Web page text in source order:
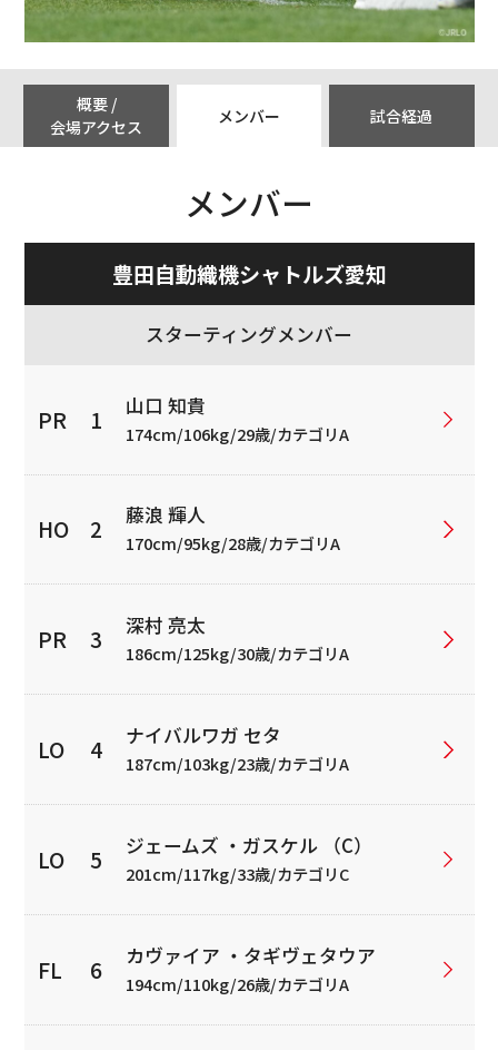
概要 /
会場アクセス
メンバー 試合経過
メンバー
豊田自動織機シャトルズ愛知
スターティングメンバー
山口 知貴
174cm/106kg/29歳/カテゴリA
藤浪 輝人
170cm/95kg/28歳/カテゴリA
深村 亮太
186cm/125kg/30歳/カテゴリA
ナイバルワガ セタ
187cm/103kg/23歳/カテゴリA
ジェームズ ・ガスケル （C）
201cm/117kg/33歳/カテゴリC
カヴァイア ・タギヴェタウア
194cm/110kg/26歳/カテゴリA